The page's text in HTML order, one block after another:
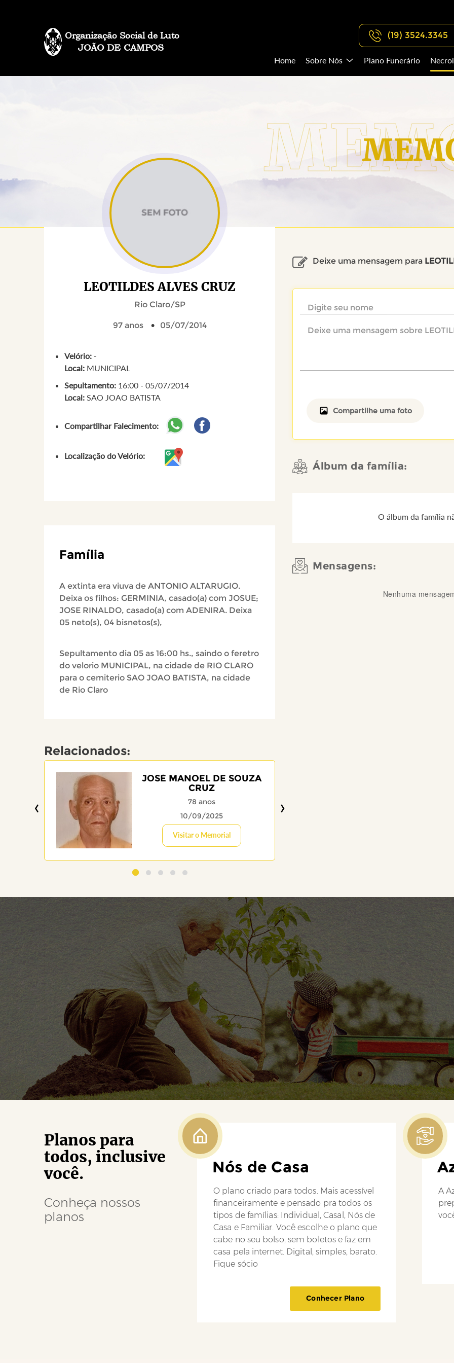
(19) 3524.3345
JOÃO DE CAMPOS
Organização Social de Luto
Home Sobre Nós Plano Funerário
LEOTILDES ALVES CRUZ
Rio Claro/SP
97 anos 05/07/2014
Velório: -
Local: MUNICIPAL
Sepultamento: 16:00 - 05/07/2014
Local: SAO JOAO BATISTA
Compartilhar Falecimento:
Localização do Velório:
Família
A extinta era viuva de ANTONIO ALTARUGIO.
Deixa os filhos: GERMINIA, casado(a) com JOSUE;
JOSE RINALDO, casado(a) com ADENIRA. Deixa
05 neto(s), 04 bisnetos(s),
Sepultamento dia 05 as 16:00 hs., saindo o feretro
do velorio MUNICIPAL, na cidade de RIO CLARO
para o cemiterio SAO JOAO BATISTA, na cidade
de Rio Claro
Relacionados:
JOSÉ MANOEL DE SOUZA
CRUZ
78 anos
10/09/2025
Visitar o Memorial
‹ ›
Deixe uma mensagem para
Compartilhe uma foto
Álbum da família:
O álbum da família
Mensagens:
Nenhuma
Planos para
todos, inclusive
você.
Conheça nossos
planos
Nós de Casa
O plano criado para todos. Mais acessível
financeiramente e pensado pra todos os
tipos de famílias: Individual, Casal, Nós de
Casa e Familiar. Você escolhe o plano que
cabe no seu bolso, sem boletos e faz em
casa pela internet. Digital, simples, barato.
Fique sócio
Conhecer Plano
A